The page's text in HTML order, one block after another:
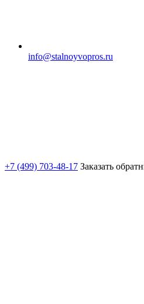
info@stalnoyvopros.ru
+7 (499) 703-48-17 Заказать